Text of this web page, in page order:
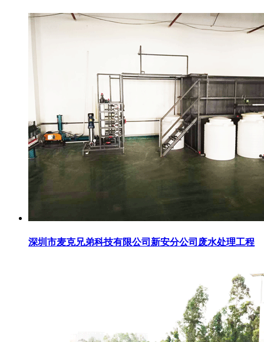
深圳市麦克兄弟科技有限公司新安分公司废水处理工程